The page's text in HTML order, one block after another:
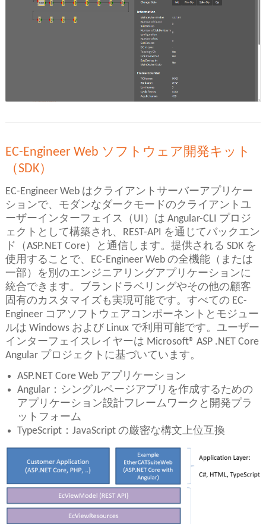
EC-Engineer Web ソフトウェア開発キット
（SDK）
EC-Engineer Web はクライアントサーバーアプリケー
ションで、モダンなダークモードのクライアントユ
ーザーインターフェイス（UI）は Angular-CLI プロジ
ェクトとして構築され、REST-API を通じてバックエン
ド（ASP.NET Core）と通信します。提供される SDK を
使用することで、EC-Engineer Web の全機能（または
一部）を別のエンジニアリングアプリケーションに
統合できます。ブランドラベリングやその他の顧客
固有のカスタマイズも実現可能です。すべての EC-
Engineer コアソフトウェアコンポーネントとモジュー
ルは Windows および Linux で利用可能です。ユーザー
インターフェイスレイヤーは Microsoft® ASP .NET Core
Angular プロジェクトに基づいています。
ASP.NET Core Web アプリケーション
Angular：シングルページアプリを作成するための
アプリケーション設計フレームワークと開発プラ
ットフォーム
TypeScript：JavaScript の厳密な構文上位互換